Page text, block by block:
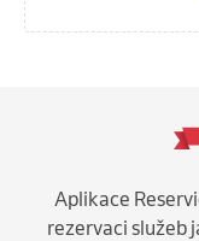
Aplikace
rezervaci služeb